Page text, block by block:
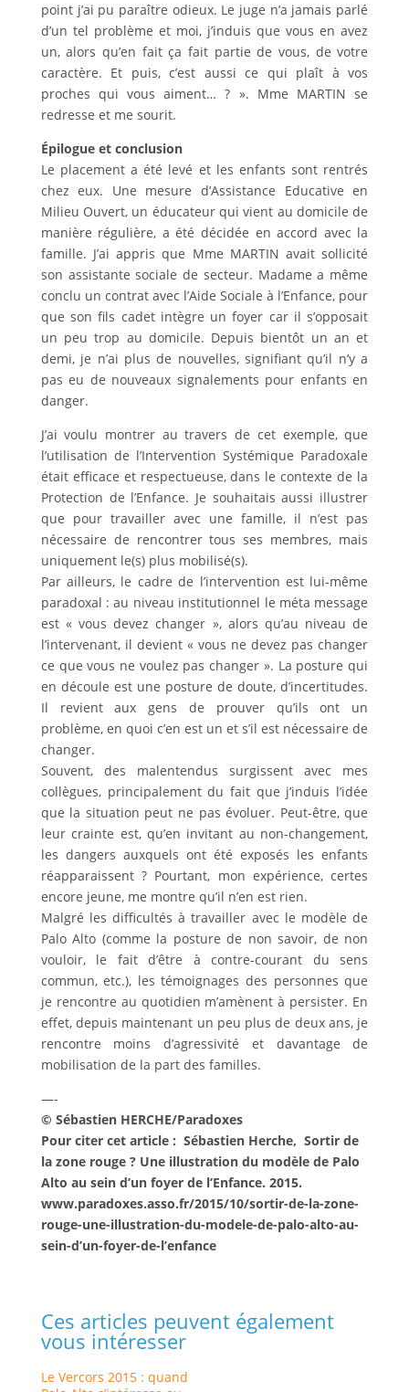
point j’ai pu paraître odieux. Le juge n’a jamais parlé
d’un tel problème et moi, j’induis que vous en avez
un, alors qu’en fait ça fait partie de vous, de votre
caractère. Et puis, c’est aussi ce qui plaît à vos
proches qui vous aiment… ? ». Mme MARTIN se
redresse et me sourit.
Épilogue et conclusion
Le placement a été levé et les enfants sont rentrés
chez eux. Une mesure d’Assistance Educative en
Milieu Ouvert, un éducateur qui vient au domicile de
manière régulière, a été décidée en accord avec la
famille. J’ai appris que Mme MARTIN avait sollicité
son assistante sociale de secteur. Madame a même
conclu un contrat avec l’Aide Sociale à l’Enfance, pour
que son fils cadet intègre un foyer car il s’opposait
un peu trop au domicile. Depuis bientôt un an et
demi, je n’ai plus de nouvelles, signifiant qu’il n’y a
pas eu de nouveaux signalements pour enfants en
danger.
J’ai voulu montrer au travers de cet exemple, que
l’utilisation de l’Intervention Systémique Paradoxale
était efficace et respectueuse, dans le contexte de la
Protection de l’Enfance. Je souhaitais aussi illustrer
que pour travailler avec une famille, il n’est pas
nécessaire de rencontrer tous ses membres, mais
uniquement le(s) plus mobilisé(s).
Par ailleurs, le cadre de l’intervention est lui-même
paradoxal : au niveau institutionnel le méta message
est « vous devez changer », alors qu’au niveau de
l’intervenant, il devient « vous ne devez pas changer
ce que vous ne voulez pas changer ». La posture qui
en découle est une posture de doute, d’incertitudes.
Il revient aux gens de prouver qu’ils ont un
problème, en quoi c’en est un et s’il est nécessaire de
changer.
Souvent, des malentendus surgissent avec mes
collègues, principalement du fait que j’induis l’idée
que la situation peut ne pas évoluer. Peut-être, que
leur crainte est, qu’en invitant au non-changement,
les dangers auxquels ont été exposés les enfants
réapparaissent ? Pourtant, mon expérience, certes
encore jeune, me montre qu’il n’en est rien.
Malgré les difficultés à travailler avec le modèle de
Palo Alto (comme la posture de non savoir, de non
vouloir, le fait d’être à contre-courant du sens
commun, etc.), les témoignages des personnes que
je rencontre au quotidien m’amènent à persister. En
effet, depuis maintenant un peu plus de deux ans, je
rencontre moins d’agressivité et davantage de
mobilisation de la part des familles.
—-
© Sébastien HERCHE/Paradoxes
Pour citer cet article : Sébastien Herche, Sortir de
la zone rouge ? Une illustration du modèle de Palo
Alto au sein d’un foyer de l’Enfance. 2015.
www.paradoxes.asso.fr/2015/10/sortir-de-la-zone-
rouge-une-illustration-du-modele-de-palo-alto-au-
sein-d’un-foyer-de-l’enfance
Ces articles peuvent également
vous intéresser
Le Vercors 2015 : quand